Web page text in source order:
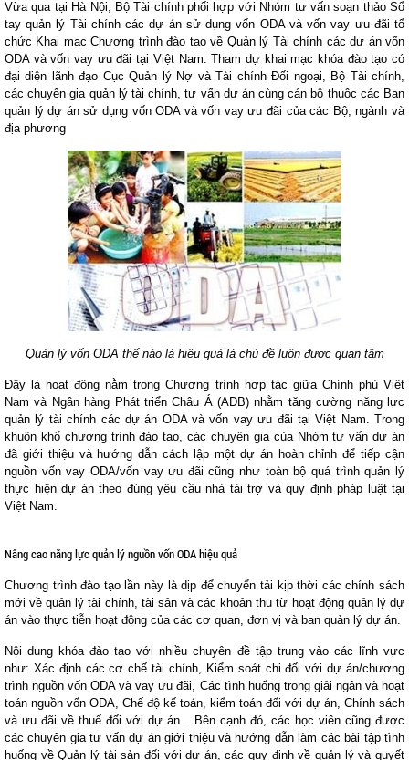
Vừa qua tại Hà Nội, Bộ Tài chính phối hợp với Nhóm tư vấn soạn thảo Sổ
tay quản lý Tài chính các dự án sử dụng vốn ODA và vốn vay ưu đãi tổ
chức Khai mạc Chương trình đào tạo về Quản lý Tài chính các dự án vốn
ODA và vốn vay ưu đãi tại Việt Nam. Tham dự khai mạc khóa đào tạo có
đại diện lãnh đạo Cục Quản lý Nợ và Tài chính Đối ngoại, Bộ Tài chính,
các chuyên gia quản lý tài chính, tư vấn dự án cùng cán bộ thuộc các Ban
quản lý dự án sử dụng vốn ODA và vốn vay ưu đãi của các Bộ, ngành và
địa phương
Quản lý vốn ODA thế nào là hiệu quả là chủ đề luôn được quan tâm
Đây là hoạt động nằm trong Chương trình hợp tác giữa Chính phủ Việt
Nam và Ngân hàng Phát triển Châu Á (ADB) nhằm tăng cường năng lực
quản lý tài chính các dự án ODA và vốn vay ưu đãi tại Việt Nam. Trong
khuôn khổ chương trình đào tạo, các chuyên gia của Nhóm tư vấn dự án
đã giới thiệu và hướng dẫn cách lập một dự án hoàn chỉnh để tiếp cận
nguồn vốn vay ODA/vốn vay ưu đãi cũng như toàn bộ quá trình quản lý
thực hiện dự án theo đúng yêu cầu nhà tài trợ và quy định pháp luật tại
Việt Nam.
Nâng cao năng lực quản lý nguồn vốn ODA hiệu quả
Chương trình đào tạo lần này là dịp để chuyển tải kịp thời các chính sách
mới về quản lý tài chính, tài sản và các khoản thu từ hoạt động quản lý dự
án vào thực tiễn hoạt động của các cơ quan, đơn vị và ban quản lý dự án.
Nội dung khóa đào tạo với nhiều chuyên đề tập trung vào các lĩnh vực
như: Xác định các cơ chế tài chính, Kiểm soát chi đối với dự án/chương
trình nguồn vốn ODA và vay ưu đãi, Các tình huống trong giải ngân và hoạt
toán nguồn vốn ODA, Chế độ kế toán, kiểm toán đối với dự án, Chính sách
và ưu đãi về thuế đối với dự án... Bên cạnh đó, các học viên cũng được
các chuyên gia tư vấn dự án giới thiệu và hướng dẫn làm các bài tập tình
huống về Quản lý tài sản đối với dự án, các quy định về quản lý và quyết